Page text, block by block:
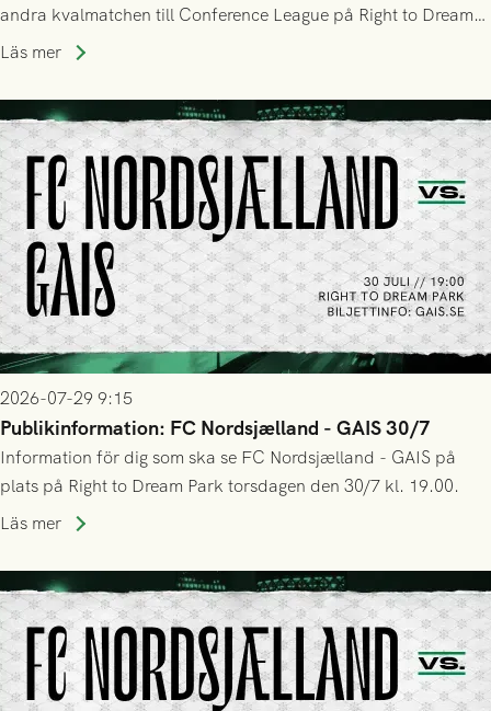
andra kvalmatchen till Conference League på Right to Dream
Park! Fredrik Holmberg och ledarstaben har tagit ut följande
Läs mer
2026-07-29 9:15
Publikinformation: FC Nordsjælland - GAIS 30/7
Information för dig som ska se FC Nordsjælland - GAIS på
plats på Right to Dream Park torsdagen den 30/7 kl. 19.00.
Läs mer